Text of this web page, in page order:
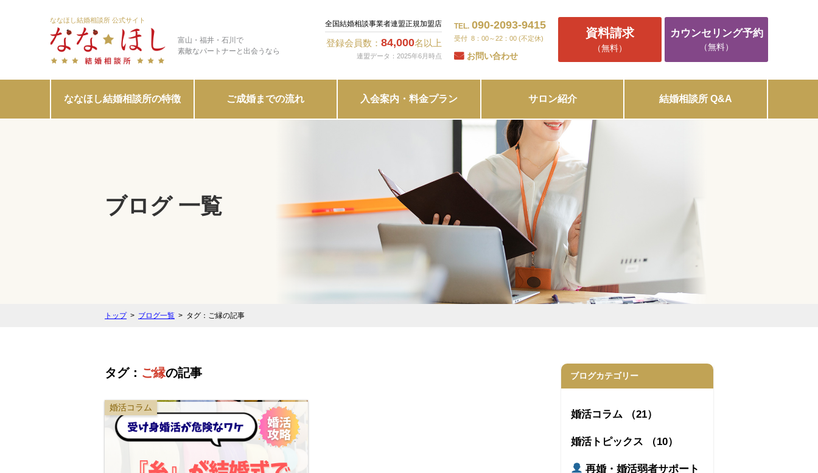
ななほし結婚相談所 公式サイト
富山・福井・石川で
素敵なパートナーと出会うなら
全国結婚相談事業者連盟正規加盟店
登録会員数： 84,000名以上
連盟データ：2025年6月時点
TEL. 090-2093-9415
8：00～22：00 (不定休)
お問い合わせ
資料請求
（無料）
カウンセリング予約
（無料）
ななほし結婚相談所の特徴 ご成婚までの流れ 入会案内・料金プラン サロン紹介 結婚相談所 Q&A
ブログ 一覧
トップ ブログ一覧 タグ：ご縁の記事
タグ： ご縁の記事
婚活コラム
ブログカテゴリー
婚活コラム （21）
婚活トピックス （10）
再婚・婚活弱者サポート